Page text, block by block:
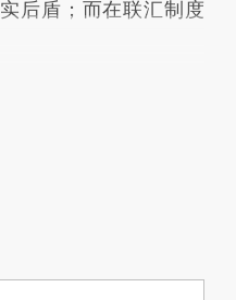
后盾；而在联汇制度